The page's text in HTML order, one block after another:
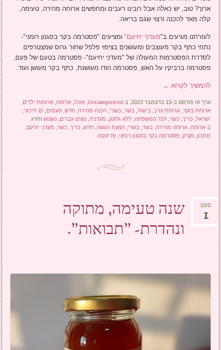
ארוך? טוב, יש כאלה אבל רובינו רעבים ומחפשים ארוחה מהירה, טעימה,
קלה מאד להכנה ורצוי שגם בריאה.
לעזרתנו מגיעים ב"מעדני יחיעם" ומציעים "פסטרמה בקר בסגנון רומני"-
נתחי כתף בקר מעוצבים ומעושנים בציפוי פלפל שחור גרוס שמצטרפים
לסדרת הפסטרמות המעולה של "מעדני יחיעם"- פסטרמה בטעם של פעם,
פסטרמה ברביקיו על האש, פסטרמה הודו מעושנת, כתף בקר מעושן ועוד.
להמשיך לקרוא ←
ערך זה פורסם ב-15 בדצמבר 2023, ב- Uncategorized
,אוכל ,ארוחה ,ארוחות ילדים
ארוחת בוקר ,ארוחת ערב בישול בשר בשרי הכנה מהירה ,חדש ,טעמים ים תיכוני
ישראל כריך כשר ,לכל המשפחה ,ללא גלוטן מעדניה ,נשים-גברים ,נשנוש ותויג
ב-ארוחה ,ארוחה מהירה בשר בשרי הצעת הגשה ,חדש כריך כשר מעדני יחיעם
מתכון ,נקניק פסטרמה בקר בסגנון רומני פריטטה
שנה טעימה, מתוקה
ונהדרת- "תבואות".
ספט
1